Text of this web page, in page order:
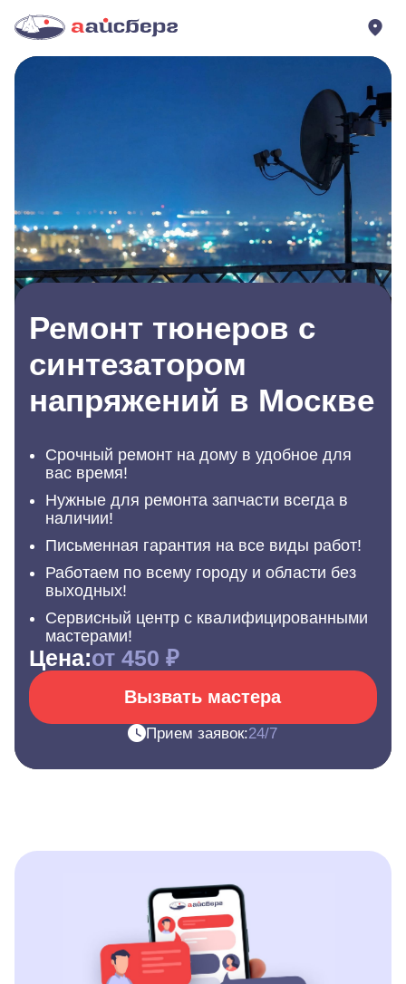
Ремонт тюнеров с
синтезатором
напряжений в Москве
Срочный ремонт на дому в удобное для
вас время!
Нужные для ремонта запчасти всегда в
наличии!
Письменная гарантия на все виды работ!
Работаем по всему городу и области без
выходных!
Сервисный центр с квалифицированными
мастерами!
Цена:от 450 ₽
Вызвать мастера
Прием заявок:24/7